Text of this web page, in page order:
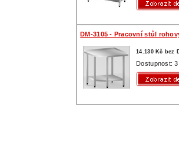
DM-3105 - Pracovní stůl
14.130 Kč bez
Dostupnost: